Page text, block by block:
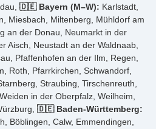
🇩🇪 Bayern (M–W): Karlstadt,
Miesbach, Miltenberg, Mühldorf am
an der Donau, Neumarkt in der
Aisch, Neustadt an der Waldnaab,
Pfaffenhofen an der Ilm, Regen,
Roth, Pfarrkirchen, Schwandorf,
Straubing, Tirschenreuth,
in der Oberpfalz, Weilheim,
🇩🇪 Baden-Württemberg:
Böblingen, Calw, Emmendingen,